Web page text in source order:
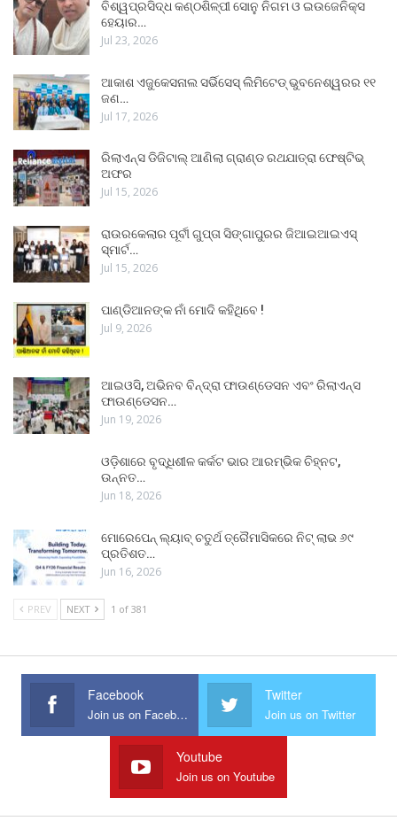
ବିଶ୍ୱପ୍ରସିଦ୍ଧ କଣ୍ଠଶିଳ୍ପୀ ସୋନୁ ନିଗମ ଓ ଇଉଜେନିକ୍ସ
ହେୟାର…
Jul 23, 2026
ଆକାଶ ଏଜୁକେସନାଲ ସର୍ଭିସେସ୍ ଲିମିଟେଡ୍ ଭୁବନେଶ୍ୱରର ୧୧
ଜଣ…
Jul 17, 2026
ରିଲାଏନ୍ସ ଡିଜିଟାଲ୍ ଆଣିଲା ଗ୍ରାଣ୍ଡ ରଥଯାତ୍ରା ଫେଷ୍ଟିଭ୍
ଅଫର
Jul 15, 2026
ରାଉରକେଲାର ପୂର୍ବୀ ଗୁପ୍ତା ସିଙ୍ଗାପୁରର ଜିଆଇଆଇଏସ୍
ସ୍ମାର୍ଟ…
Jul 15, 2026
ପାଣ୍ଡିଆନଙ୍କ ନାଁ ମୋଦି କହିଥିବେ !
Jul 9, 2026
ଆଇଓସି, ଅଭିନବ ବିନ୍ଦ୍ରା ଫାଉଣ୍ଡେସନ ଏବଂ ରିଲାଏନ୍ସ
ଫାଉଣ୍ଡେସନ…
Jun 19, 2026
ଓଡ଼ିଶାରେ ବୃଦ୍ଧିଶୀଳ କର୍କଟ ଭାର ଆରମ୍ଭିକ ଚିହ୍ନଟ,
ଉନ୍ନତ…
Jun 18, 2026
ମୋରେପେନ୍ ଲ୍ୟାବ୍ ଚତୁର୍ଥ ତ୍ରୈମାସିକରେ ନିଟ୍ ଲାଭ ୬୯
ପ୍ରତିଶତ…
Jun 16, 2026
PREV NEXT 1 of 381
Facebook
Join us on Facebook
Twitter
Join us on Twitter
Youtube
Join us on Youtube